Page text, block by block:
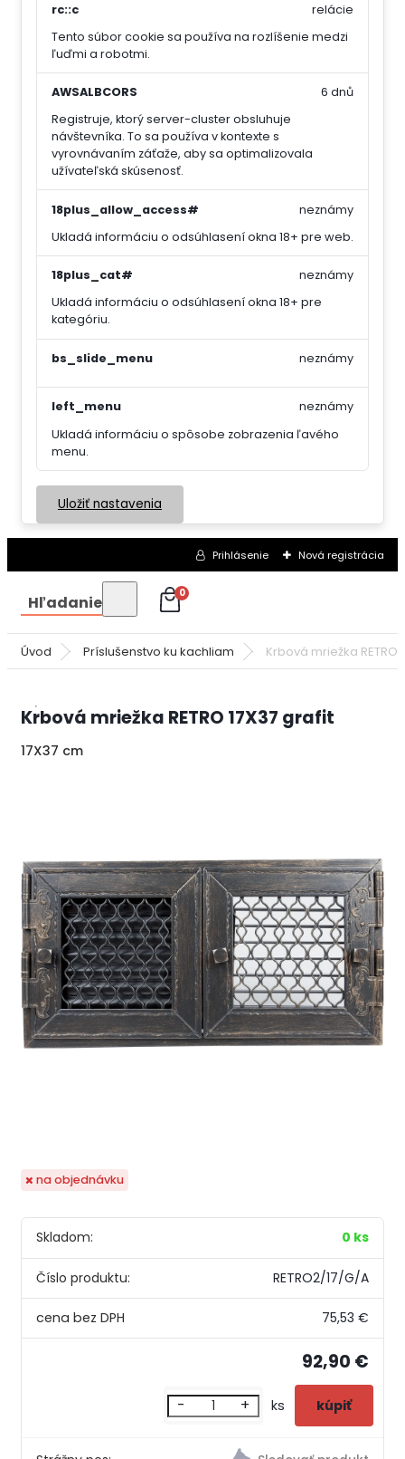
rc::c
Tento súbor cookie sa používa na rozlíšenie medzi
ľuďmi a robotmi.
relácie
AWSALBCORS
Registruje, ktorý server-cluster obsluhuje
návštevníka. To sa používa v kontexte s
vyrovnávaním záťaže, aby sa optimalizovala
užívateľská skúsenosť.
6 dnů
18plus_allow_access#
Ukladá informáciu o odsúhlasení okna 18+ pre web.
neznámy
18plus_cat#
Ukladá informáciu o odsúhlasení okna 18+ pre
kategóriu.
neznámy
bs_slide_menu neznámy
left_menu
Ukladá informáciu o spôsobe zobrazenia ľavého
menu.
neznámy
Uložiť nastavenia
Prihlásenie Nová registrácia
Hľadanie 0
Úvod Príslušenstvo ku kachliam Krbová mriežka RETRO
Krbová mriežka RETRO 17X37 grafit
17X37 cm
na objednávku
Skladom: 0 ks
Číslo produktu: RETRO2/17/G/A
75,53 €
92,90 €
- + ks